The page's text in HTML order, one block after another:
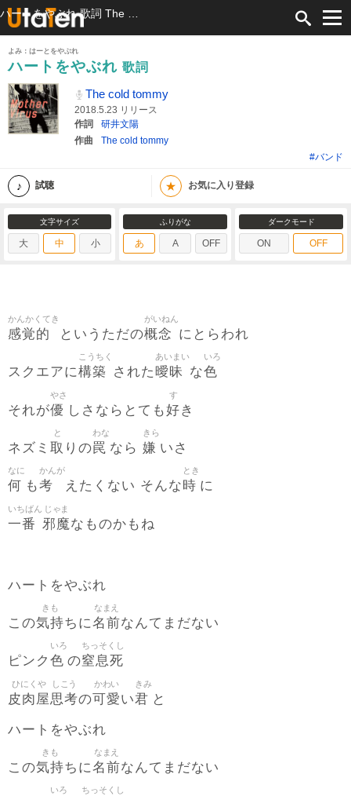
よみ：はーとをやぶれ
ハートをやぶれ 歌詞
The cold tommy
2018.5.23 リリース
作詞
研井文陽
作曲
The cold tommy
#バンド
試聴 ★ お気に入り登録
文字サイズ
大 中 小
ふりがな
あ A OFF
ダークモード
ON OFF
感覚的
かんかくてき
というただの概念
がいねん
にとらわれ
スクエアに構築
こうちく
された 曖昧
あいまい
な色
いろ
それが優
やさ
しさならとても好
す
き
ネズミ 取
と
りの罠
わな
なら 嫌
きら
いさ
何
なに
も考
かんが
えたくない そんな時
とき
に
一番
いちばん
邪魔
じゃま
なものかもね
ハートをやぶれ
この気持
きも
ちに名前
なまえ
なんてまだない
ピンク 色
いろ
の窒息死
ちっそくし
皮肉屋
ひにくや
思考
しこう
の可愛
かわい
い君
きみ
と
ハートをやぶれ
この気持
きも
ちに名前
なまえ
なんてまだない
いろ ちっそくし